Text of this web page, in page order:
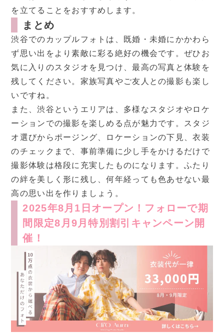
を立てることをおすすめします。
まとめ
渋谷でのカップルフォトは、既婚・未婚にかかわら
ず思い出をより素敵に彩る絶好の機会です。ぜひお
気に入りのスタジオを見つけ、最高の写真と体験を
残してください。家族写真やご友人との撮影も楽し
いですね。
また、渋谷というエリアは、多様なスタジオやロケ
ーションでの撮影を楽しめる点が魅力です。スタジ
オ選びからポージング、ロケーションの下見、衣装
のチェックまで、事前準備に少し手をかけるだけで
撮影体験は格段に充実したものになります。ふたり
の絆を美しく形に残し、何年経っても色あせない最
高の思い出を作りましょう。
2025年8月1日オープン！フォローで期
間限定8月9月特別割引キャンペーン開
催！